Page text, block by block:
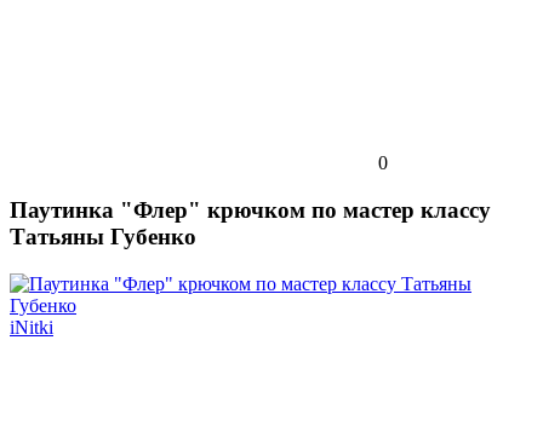
0
Паутинка "Флер" крючком по мастер классу
Татьяны Губенко
iNitki